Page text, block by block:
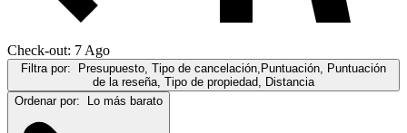
Check-out: 7 Ago
Filtra por: Presupuesto, Tipo de cancelación,Puntuación, Puntuación
de la reseña, Tipo de propiedad, Distancia
Ordenar por: Lo más barato